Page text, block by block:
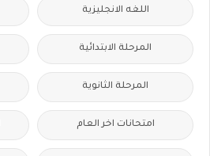
اللغه الانجليزية
المرحلة الابتدائية
المرحلة الثانوية
امتحانات اخر العام